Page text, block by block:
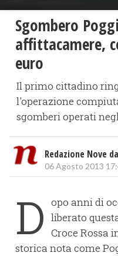
Sgombero
affittacamere,
euro
Il primo cittadino
l'operazione
sgomberi operati
Redazione Nove
06 Agosto 2013
D opo anni di
liberato
Croce Rossa
storica nota come